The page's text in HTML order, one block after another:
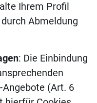
Ihrem Profil
Abmeldung
: Die Einbindung
(Art. 6